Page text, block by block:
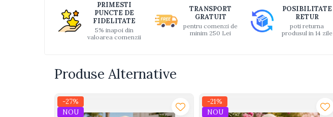
Table desen copii
Caluti balansoar
Facebook
PRIMESTI
PUNCTE DE
FIDELITATE
5% inapoi din
valoarea comenzii
TRANSPORT
GRATUIT
pentru comenzi de
minim 250 Lei
POSIBILITATE
RETUR
poti returna
produsul in 14 zile
Produse Alternative
-27%
NOU
-21%
NOU